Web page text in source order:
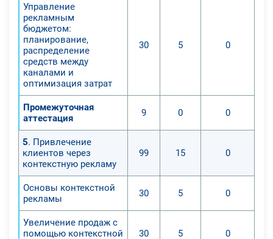
Управление
рекламным
бюджетом:
планирование,
распределение
средств между
каналами и
оптимизация затрат
30 5 0
Промежуточная
аттестация
9 0 0
5. Привлечение
клиентов через
контекстную рекламу
99 15 0
Основы контекстной
рекламы
30 5 0
Увеличение продаж с
помощью контекстной
30 5 0